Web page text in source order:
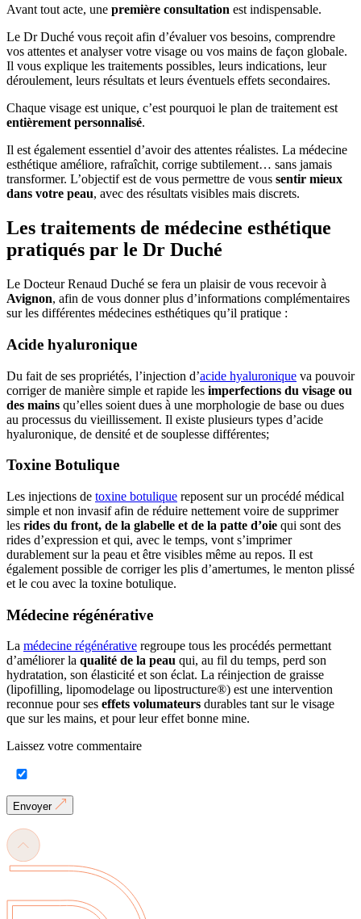
Avant tout acte, une première consultation est indispensable.
Le Dr Duché vous reçoit afin d’évaluer vos besoins, comprendre
vos attentes et analyser votre visage ou vos mains de façon globale.
Il vous explique les traitements possibles, leurs indications, leur
déroulement, leurs résultats et leurs éventuels effets secondaires.
Chaque visage est unique, c’est pourquoi le plan de traitement est
entièrement personnalisé.
Il est également essentiel d’avoir des attentes réalistes. La médecine
esthétique améliore, rafraîchit, corrige subtilement… sans jamais
transformer. L’objectif est de vous permettre de vous sentir mieux
dans votre peau, avec des résultats visibles mais discrets.
Les traitements de médecine esthétique
pratiqués par le Dr Duché
Le Docteur Renaud Duché se fera un plaisir de vous recevoir à
Avignon, afin de vous donner plus d’informations complémentaires
sur les différentes médecines esthétiques qu’il pratique :
Acide hyaluronique
Du fait de ses propriétés, l’injection d’acide hyaluronique va pouvoir
corriger de manière simple et rapide les imperfections du visage ou
des mains qu’elles soient dues à une morphologie de base ou dues
au processus du vieillissement. Il existe plusieurs types d’acide
hyaluronique, de densité et de souplesse différentes;
Toxine Botulique
Les injections de toxine botulique reposent sur un procédé médical
simple et non invasif afin de réduire nettement voire de supprimer
les rides du front, de la glabelle et de la patte d’oie qui sont des
rides d’expression et qui, avec le temps, vont s’imprimer
durablement sur la peau et être visibles même au repos. Il est
également possible de corriger les plis d’amertumes, le menton plissé
et le cou avec la toxine botulique.
Médecine régénérative
La médecine régénérative regroupe tous les procédés permettant
d’améliorer la qualité de la peau qui, au fil du temps, perd son
hydratation, son élasticité et son éclat. La réinjection de graisse
(lipofilling, lipomodelage ou lipostructure®) est une intervention
reconnue pour ses effets volumateurs durables tant sur le visage
que sur les mains, et pour leur effet bonne mine.
Laissez votre commentaire
Envoyer